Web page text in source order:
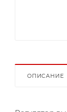
ОПИСАНИЕ